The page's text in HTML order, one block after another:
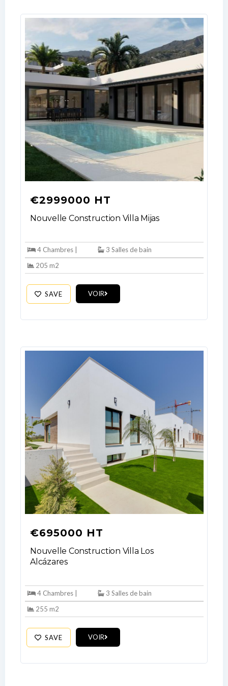
€2999000 HT
Nouvelle Construction Villa Mijas
4 Chambres |
3 Salles de bain
205 m2
SAVE VOIR
€695000 HT
Nouvelle Construction Villa Los
Alcázares
4 Chambres |
3 Salles de bain
255 m2
SAVE VOIR